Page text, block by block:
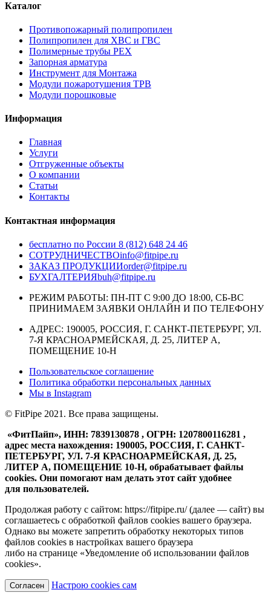
Каталог
Противопожарный полипропилен
Полипропилен для ХВС и ГВС
Полимерные трубы PEX
Запорная арматура
Инструмент для Монтажа
Модули пожаротушения ТРВ
Модули порошковые
Информация
Главная
Услуги
Отгруженные объекты
О компании
Статьи
Контакты
Контактная информация
бесплатно по России 8 (812) 648 24 46
СОТРУДНИЧЕСТВОinfo@fitpipe.ru
ЗАКАЗ ПРОДУКЦИИorder@fitpipe.ru
БУХГАЛТЕРИЯbuh@fitpipe.ru
РЕЖИМ РАБОТЫ: ПН-ПТ С 9:00 ДО 18:00, СБ-ВС
ПРИНИМАЕМ ЗАЯВКИ ОНЛАЙН И ПО ТЕЛЕФОНУ
АДРЕС: 190005, РОССИЯ, Г. САНКТ-ПЕТЕРБУРГ, УЛ.
7-Я КРАСНОАРМЕЙСКАЯ, Д. 25, ЛИТЕР А,
ПОМЕЩЕНИЕ 10-Н
Пользовательское соглашение
Политика обработки персональных данных
Мы в Instagram
© FitPipe 2021. Все права защищены.
«ФитПайп», ИНН: 7839130878 , ОГРН: 1207800116281 ,
адрес места нахождения: 190005, РОССИЯ, Г. САНКТ-
ПЕТЕРБУРГ, УЛ. 7-Я КРАСНОАРМЕЙСКАЯ, Д. 25,
ЛИТЕР А, ПОМЕЩЕНИЕ 10-Н, обрабатывает файлы
cookies. Они помогают нам делать этот сайт удобнее
для пользователей.
Продолжая работу с сайтом: https://fitpipe.ru/ (далее — сайт) вы
соглашаетесь с обработкой файлов cookies вашего браузера.
Однако вы можете запретить обработку некоторых типов
файлов cookies в настройках вашего браузера
либо на странице «Уведомление об использовании файлов
cookies».
Согласен Настрою cookies сам